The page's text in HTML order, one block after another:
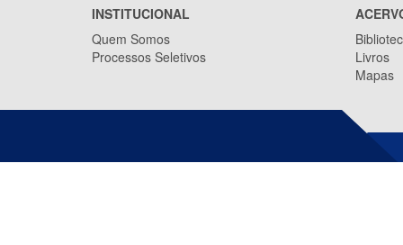
INSTITUCIONAL
Quem Somos
Processos Seletivos
Livros
Mapas